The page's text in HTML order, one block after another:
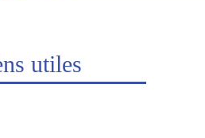
utiles